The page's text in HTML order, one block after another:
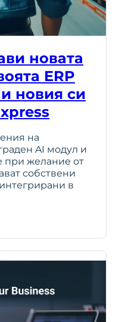
новата
ERP
новия си
на
AI модул и
при желание от
собствени
в